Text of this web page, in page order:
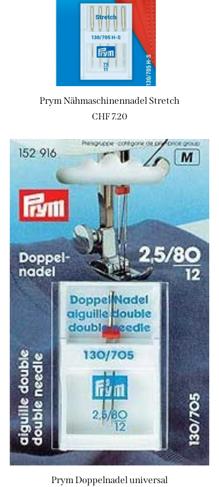
Prym Nähmaschinennadel Stretch
CHF7.20
Prym Doppelnadel universal